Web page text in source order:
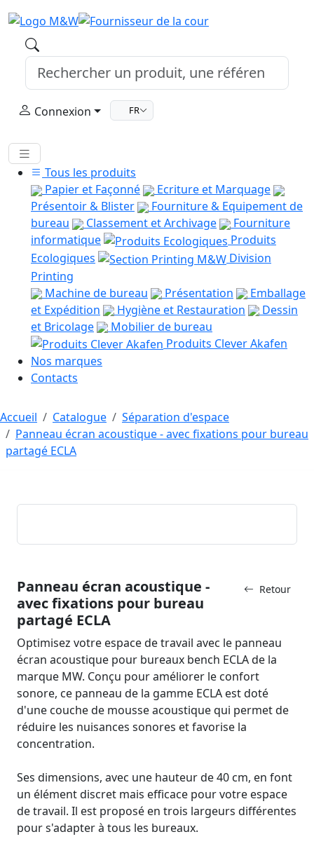
Connexion FR
Tous les produits
Papier et Façonné
Ecriture et Marquage
Présentoir & Blister
Fourniture & Equipement de
bureau
Classement et Archivage
Fourniture
informatique
Produits
Ecologiques
Division
Printing
Machine de bureau
Présentation
Emballage
et Expédition
Hygiène et Restauration
Dessin
et Bricolage
Mobilier de bureau
Produits Clever Akafen
Nos marques
Contacts
Accueil Catalogue
Séparation d'espace
Panneau écran acoustique - avec fixations pour bureau
partagé ECLA
Retour
Panneau écran acoustique -
avec fixations pour bureau
partagé ECLA
Optimisez votre espace de travail avec le panneau
écran acoustique pour bureaux bench ECLA de la
marque MW. Conçu pour améliorer le confort
sonore, ce panneau de la gamme ECLA est doté
d'une couche de mousse acoustique qui permet de
réduire les nuisances sonores et favorise la
concentration.
Ses dimensions, avec une hauteur de 40 cm, en font
un élément discret mais efficace pour votre espace
de travail. Il est proposé en trois largeurs différentes
pour s'adapter à tous les bureaux.